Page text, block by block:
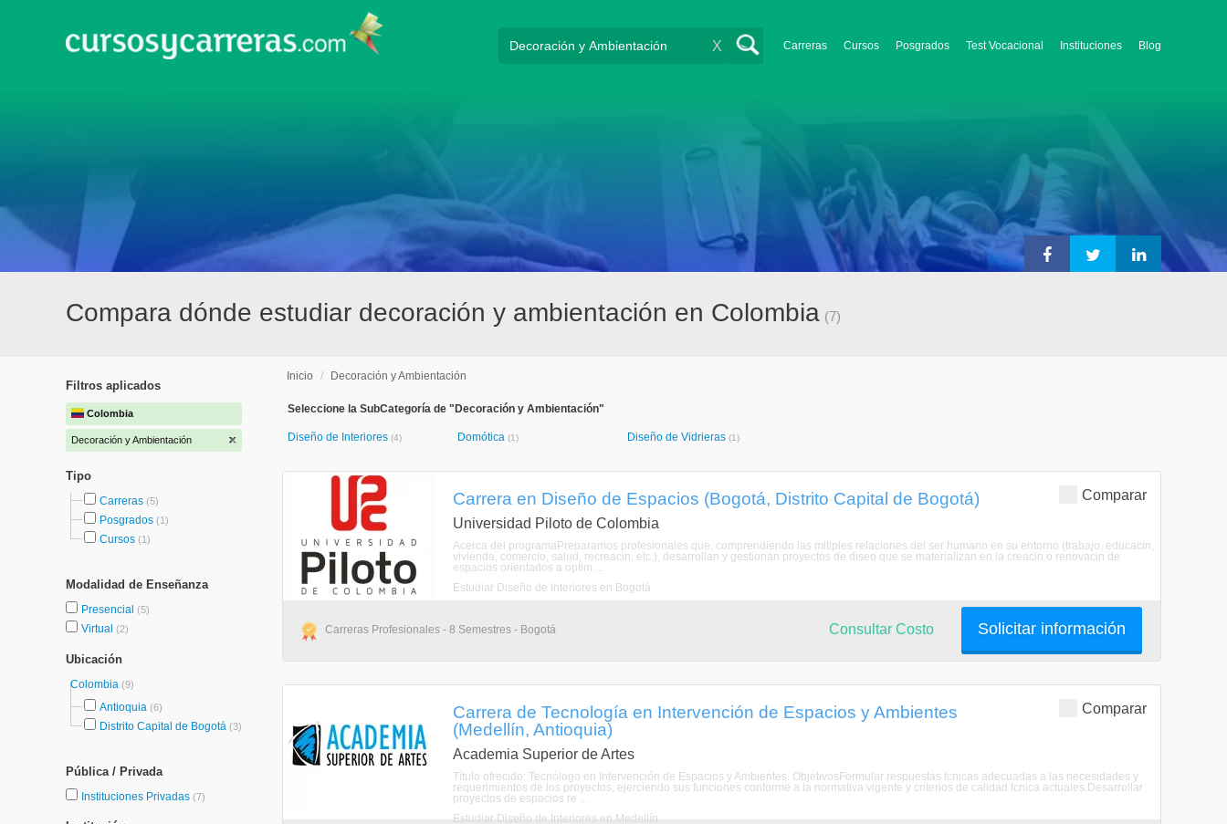
Carreras Cursos Posgrados Test Vocacional Instituciones Blog
X
Compara dónde estudiar decoración y ambientación en Colombia (7)
Filtros aplicados
Colombia
Decoración y Ambientación
Tipo
Carreras (5)
Posgrados (1)
Cursos (1)
Modalidad de Enseñanza
Presencial (5)
Virtual (2)
Ubicación
Colombia (9)
Antioquia (6)
Distrito Capital de Bogotá (3)
Pública / Privada
Instituciones Privadas (7)
Inicio / Decoración y Ambientación
Seleccione la SubCategoría de "Decoración y Ambientación"
Diseño de Interiores (4) Domótica (1) Diseño de Vidrieras (1)
Comparar
Carrera en Diseño de Espacios (Bogotá, Distrito Capital de Bogotá)
Universidad Piloto de Colombia
Acerca del programaPreparamos profesionales que, comprendiendo las mltiples relaciones del ser humano en su entorno (trabajo, educacin,
vivienda, comercio, salud, recreacin, etc.), desarrollan y gestionan proyectos de diseo que se materializan en la creacin o renovacin de
espacios orientados a optim ...
Estudiar Diseño de Interiores en Bogotá
Carreras Profesionales - 8 Semestres - Bogotá Solicitar información
Consultar Costo
Comparar
Carrera de Tecnología en Intervención de Espacios y Ambientes
(Medellín, Antioquia)
Academia Superior de Artes
Título ofrecido: Tecnólogo en Intervención de Espacios y Ambientes. ObjetivosFormular respuestas tcnicas adecuadas a las necesidades y
requerimientos de los proyectos, ejerciendo sus funciones conforme a la normativa vigente y criterios de calidad tcnica actuales.Desarrollar
proyectos de espacios re ...
Estudiar Diseño de Interiores en Medellín